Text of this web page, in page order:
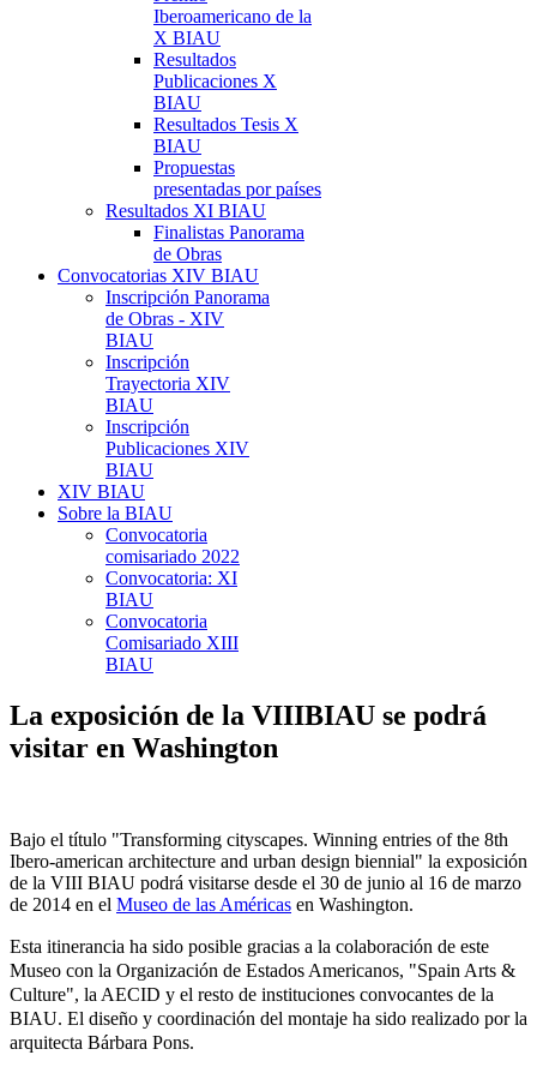
Iberoamericano de la
X BIAU
Resultados
Publicaciones X
BIAU
Resultados Tesis X
BIAU
Propuestas
presentadas por países
Resultados XI BIAU
Finalistas Panorama
de Obras
Convocatorias XIV BIAU
Inscripción Panorama
de Obras - XIV
BIAU
Inscripción
Trayectoria XIV
BIAU
Inscripción
Publicaciones XIV
BIAU
XIV BIAU
Sobre la BIAU
Convocatoria
comisariado 2022
Convocatoria: XI
BIAU
Convocatoria
Comisariado XIII
BIAU
La exposición de la VIIIBIAU se podrá
visitar en Washington
Bajo el título "Transforming cityscapes. Winning entries of the 8th
Ibero-american architecture and urban design biennial" la exposición
de la VIII BIAU podrá visitarse desde el 30 de junio al 16 de marzo
de 2014 en el Museo de las Américas en Washington.
Esta itinerancia ha sido posible gracias a la colaboración de este
Museo con la Organización de Estados Americanos, "Spain Arts &
Culture", la AECID y el resto de instituciones convocantes de la
BIAU. El diseño y coordinación del montaje ha sido realizado por la
arquitecta Bárbara Pons.